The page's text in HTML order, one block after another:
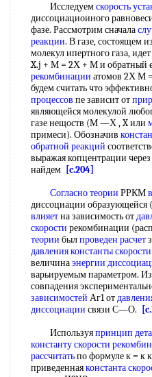
Исследуемскорость
диссоциациоиного
фазе. Рассмотрим сначала
реакции. В газе, состоящем
молекул ипертного газа, идет
X.j + М = 2Х + М и обратный
рекомбинации атомов 2Х М
будем считать что
процессов пе зависит от
являющейся молекулой
газе нещоств (М —Х , X или
примеси). Обозначив
обратной реакций
выражая копцентрации через
найдем [c.204]
Согласно теории РРКМ
диссоциации образующейся
влияетна зависимость от
скорости рекомбинации
теории былпроведен расчет
давления константы скорости
величинаэнергии
варьируемым параметром.
совпадения
зависимостей Аг1 от
диссоциации связи С—О.
Используяпринцип
константу скорости
рассчитатьпо формуле к = к
приведеннаяконстанта